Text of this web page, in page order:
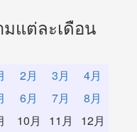
แต่ละเดือน
2月 3月
4月
6月 7月
8月
10月 11月 12月